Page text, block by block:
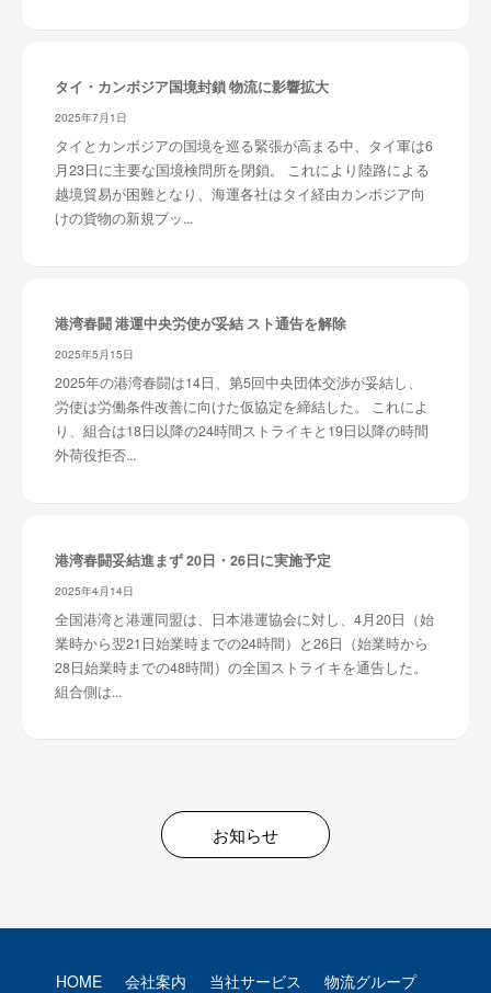
タイ・カンボジア国境封鎖 物流に影響拡大
2025年7月1日
タイとカンボジアの国境を巡る緊張が高まる中、タイ軍は6
月23日に主要な国境検問所を閉鎖。 これにより陸路による
越境貿易が困難となり、海運各社はタイ経由カンボジア向
けの貨物の新規ブッ...
港湾春闘 港運中央労使が妥結 スト通告を解除
2025年5月15日
2025年の港湾春闘は14日、第5回中央団体交渉が妥結し、
労使は労働条件改善に向けた仮協定を締結した。 これによ
り、組合は18日以降の24時間ストライキと19日以降の時間
外荷役拒否...
港湾春闘妥結進まず 20日・26日に実施予定
2025年4月14日
全国港湾と港運同盟は、日本港運協会に対し、4月20日（始
業時から翌21日始業時までの24時間）と26日（始業時から
28日始業時までの48時間）の全国ストライキを通告した。
組合側は...
お知らせ
HOME 会社案内 当社サービス 物流グループ